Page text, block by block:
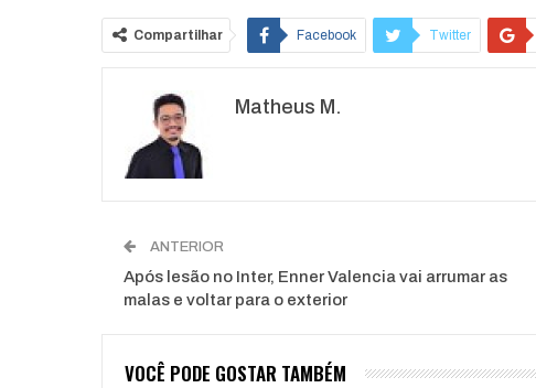
Compartilhar Facebook Twitter
Matheus M.
ANTERIOR
Após lesão no Inter, Enner Valencia vai arrumar as
malas e voltar para o exterior
VOCÊ PODE GOSTAR TAMBÉM